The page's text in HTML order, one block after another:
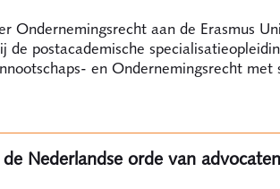
Ondernemingsrecht aan de Erasmus
de postacademische
en Ondernemingsrecht met
Nederlandse orde van advocaten